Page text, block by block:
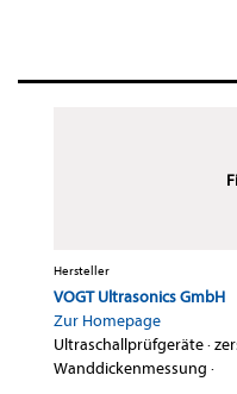
Hersteller
VOGT Ultrasonics GmbH
Zur Homepage
Ultraschallprüfgeräte·
Wanddickenmessung ·